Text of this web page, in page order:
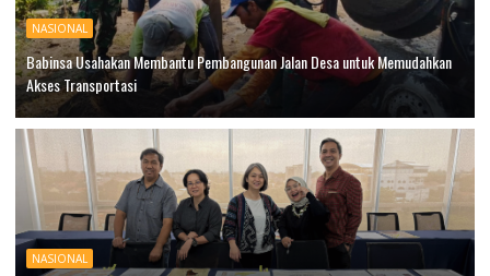
NASIONAL
Babinsa Usahakan Membantu Pembangunan Jalan Desa untuk Memudahkan
Akses Transportasi
NASIONAL